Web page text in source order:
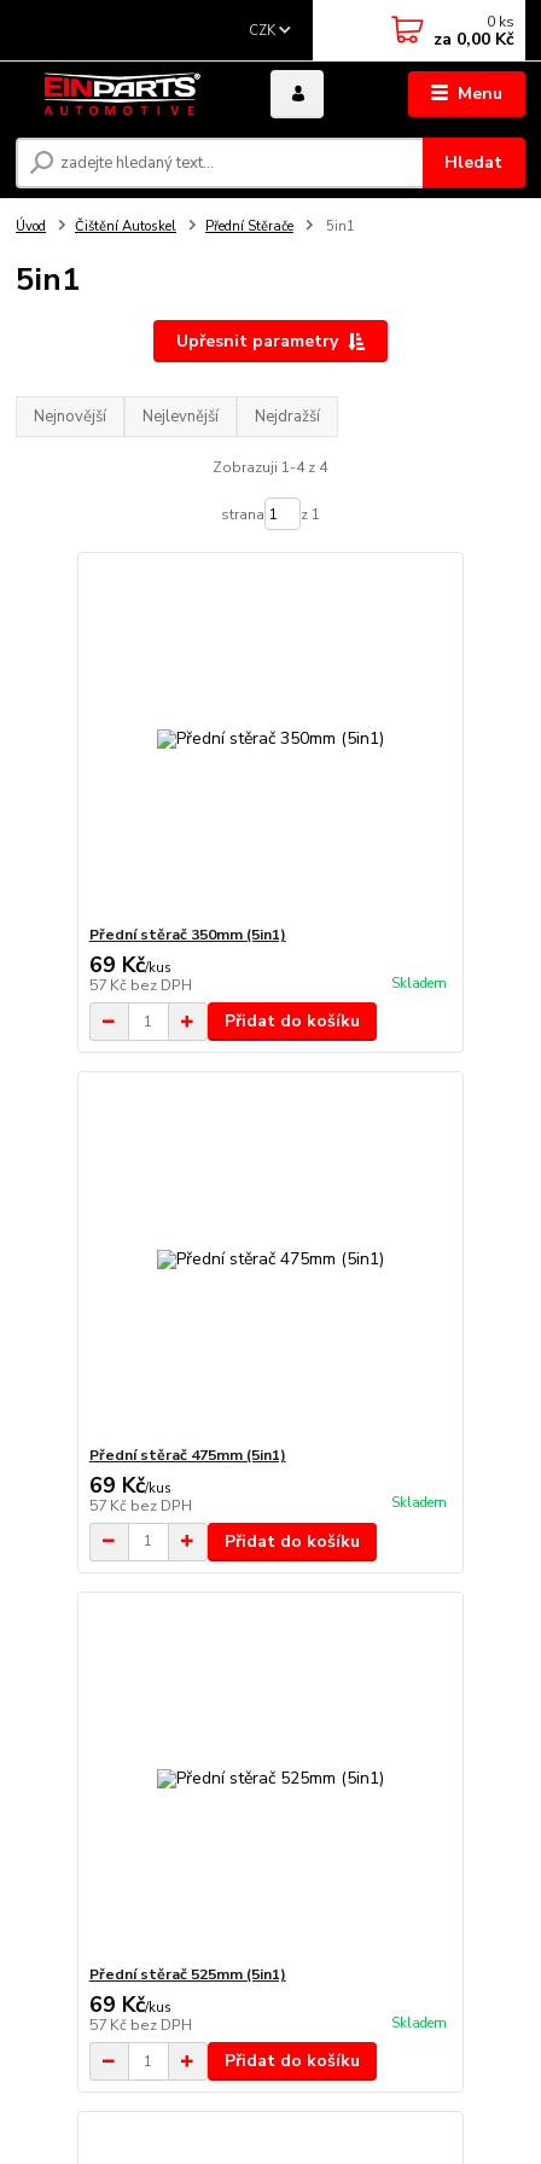
Menu
CZK
Hledat
0 ks
za 0,00 Kč
Úvod Čištění Autoskel Přední Stěrače 5in1
5in1
Upřesnit parametry
Nejnovější Nejlevnější Nejdražší
Zobrazuji 1-4 z 4
strana z 1
Přední stěrač 350mm (5in1)
69 Kč/kus
57 Kč bez DPH Skladem
Přidat do košíku
Přední stěrač 475mm (5in1)
69 Kč/kus
57 Kč bez DPH Skladem
Přidat do košíku
Přední stěrač 525mm (5in1)
69 Kč/kus
57 Kč bez DPH Skladem
Přidat do košíku